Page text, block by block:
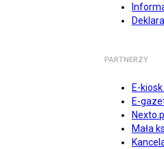
PARTNERZY
E-
E-
Nexto.pl
Mała